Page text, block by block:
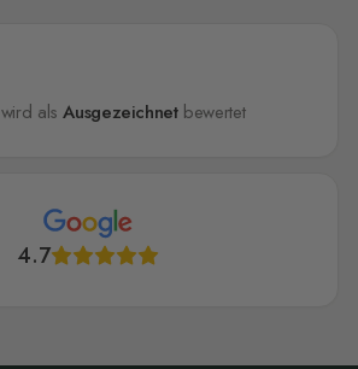
wird alsAusgezeichnetbewertet
4.7